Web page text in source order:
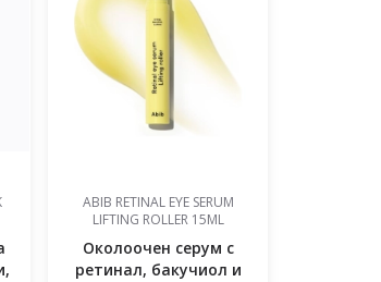
ABIB RETINAL EYE SERUM
LIFTING ROLLER 15ML
Околоочен серум с
ретинал, бакучиол и